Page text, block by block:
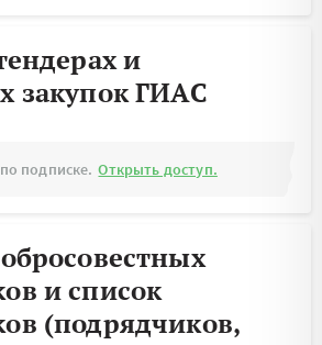
и
закупок ГИАС
подписке. Открыть доступ.
и список
(подрядчиков,